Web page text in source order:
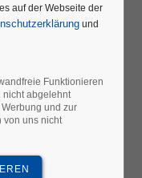
auf der Webseite der
und
Funktionieren
nicht abgelehnt
und zur
von uns nicht